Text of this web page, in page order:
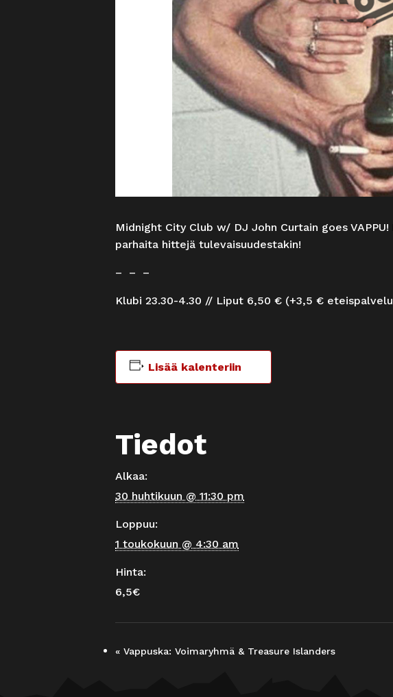
Midnight City Club w/ DJ John Curtain goes
parhaita hittejä tulevaisuudestakin!
– – –
Klubi 23.30-4.30 // Liput 6,50 € (+3,5 €
Lisää kalenteriin
Tiedot
Alkaa:
30 huhtikuun @ 11:30 pm
Loppuu:
1 toukokuun @ 4:30 am
Hinta:
6,5€
« Vappuska: Voimaryhmä & Treasure Islanders